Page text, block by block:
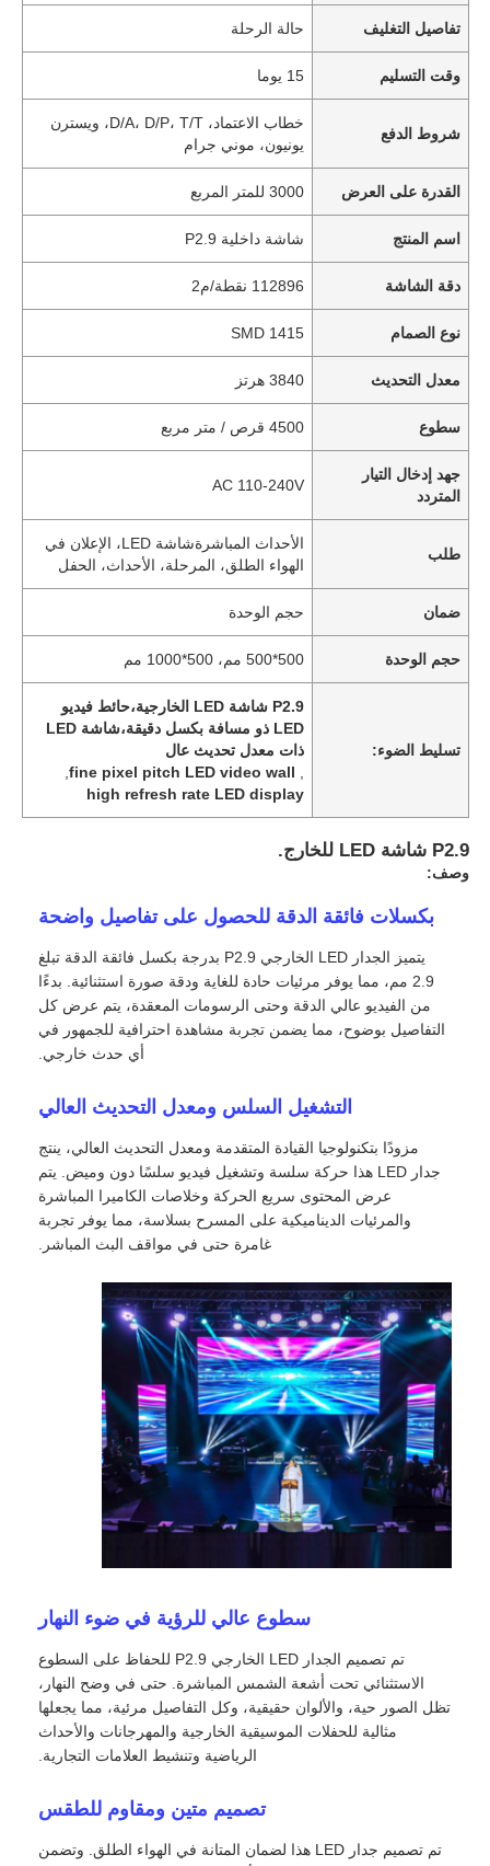
المنزل
منتجات
فيديوهات
عرض الواقع الافتراضي
معلومات عنا
اتصل بنا
الحالات
تفاصيل التغليف حالة الرحلة
وقت التسليم 15 يوما
شروط الدفع
خطاب الاعتماد، D/A، D/P، T/T، ويسترن
يونيون، موني جرام
القدرة على العرض 3000 للمتر المربع
اسم المنتج شاشة داخلية P2.9
دقة الشاشة 112896 نقطة/م2
نوع الصمام SMD 1415
معدل التحديث 3840 هرتز
سطوع 4500 قرص / متر مربع
جهد إدخال التيار
المتردد
AC 110-240V
طلب
الأحداث المباشرةشاشة LED، الإعلان في
الهواء الطلق، المرحلة، الأحداث، الحفل
ضمان حجم الوحدة
حجم الوحدة 500*500 مم، 500*1000 مم
تسليط الضوء:
P2.9 شاشة LED الخارجية،حائط فيديو
LED ذو مسافة بكسل دقيقة،شاشة LED
ذات معدل تحديث عال
fine pixel pitch LED video wall
high refresh rate LED display
P2.9 شاشة LED للخارج.
وصف:
بكسلات فائقة الدقة للحصول على تفاصيل واضحة
يتميز الجدار LED الخارجي P2.9 بدرجة بكسل فائقة الدقة تبلغ
2.9 مم، مما يوفر مرئيات حادة للغاية ودقة صورة استثنائية. بدءًا
من الفيديو عالي الدقة وحتى الرسومات المعقدة، يتم عرض كل
التفاصيل بوضوح، مما يضمن تجربة مشاهدة احترافية للجمهور في
أي حدث خارجي.
التشغيل السلس ومعدل التحديث العالي
مزودًا بتكنولوجيا القيادة المتقدمة ومعدل التحديث العالي، ينتج
جدار LED هذا حركة سلسة وتشغيل فيديو سلسًا دون وميض. يتم
عرض المحتوى سريع الحركة وخلاصات الكاميرا المباشرة
والمرئيات الديناميكية على المسرح بسلاسة، مما يوفر تجربة
غامرة حتى في مواقف البث المباشر.
سطوع عالي للرؤية في ضوء النهار
تم تصميم الجدار LED الخارجي P2.9 للحفاظ على السطوع
الاستثنائي تحت أشعة الشمس المباشرة. حتى في وضح النهار،
تظل الصور حية، والألوان حقيقية، وكل التفاصيل مرئية، مما يجعلها
مثالية للحفلات الموسيقية الخارجية والمهرجانات والأحداث
الرياضية وتنشيط العلامات التجارية.
تصميم متين ومقاوم للطقس
تم تصميم جدار LED هذا لضمان المتانة في الهواء الطلق. وتضمن